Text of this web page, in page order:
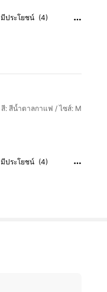
มีประโยชน์ (4)
สี: สีน้ำตาลกาแฟ / ไซส์: M
มีประโยชน์ (4)